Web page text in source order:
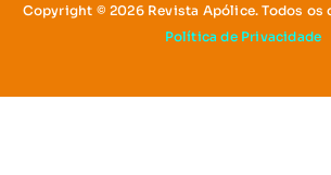
Copyright © 2026 Revista Apólice. Todos os
Política de Privacidade